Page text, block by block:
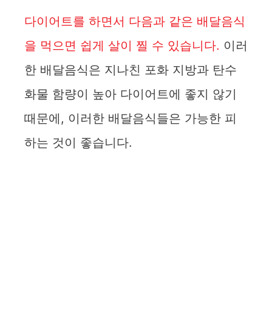
다이어트를 하면서 다음과 같은 배달음식
을 먹으면 쉽게 살이 찔 수 있습니다. 이러
한 배달음식은 지나친 포화 지방과 탄수
화물 함량이 높아 다이어트에 좋지 않기
때문에, 이러한 배달음식들은 가능한 피
하는 것이 좋습니다.